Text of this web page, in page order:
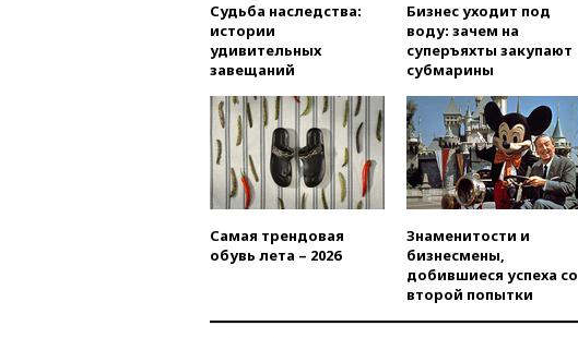
Судьба наследства:
истории
удивительных
завещаний
Бизнес уходит под
воду: зачем на
суперъяхты закупают
субмарины
Самая трендовая
обувь лета – 2026
Знаменитости и
бизнесмены,
добившиеся успеха со
второй попытки